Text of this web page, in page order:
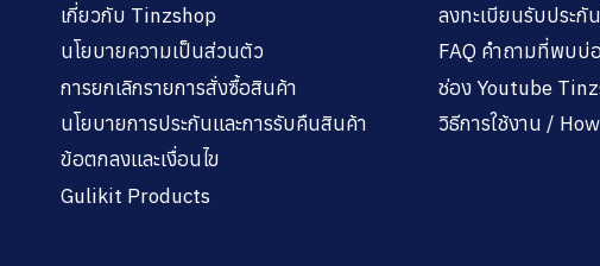
เกี่ยวกับ Tinzshop
นโยบายความเป็นส่วนตัว
การยกเลิกรายการสั่งซื้อสินค้า
นโยบายการประกันและการรับคืนสินค้า
ข้อตกลงและเงื่อนไข
Gulikit Products
ลงทะเบียนรับประกั
FAQ คำถามที่พบบ่
ช่อง Youtube
วิธีการใช้งาน /